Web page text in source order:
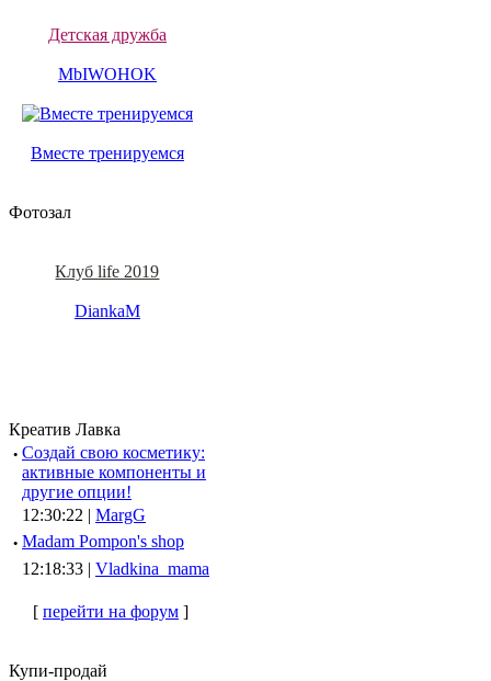
Детская дружба
MbIWOHOK
Вместе тренируемся
Фотозал
Клуб life 2019
DiankaM
Креатив Лавка
· Создай свою косметику:
активные компоненты и
другие опции!
12:30:22 | MargG
· Madam Pompon's shop
12:18:33 | Vladkina_mama
[ перейти на форум ]
Купи-продай